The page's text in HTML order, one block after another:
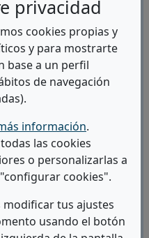
privacidad
cookies propias y
y para mostrarte
base a un perfil
de navegación
información.
las cookies
o personalizarlas a
cookies".
modificar tus ajustes
usando el botón
s/n
05005 Ávila
Ir a la web
Ir al plan
Ver
Campus(abre en